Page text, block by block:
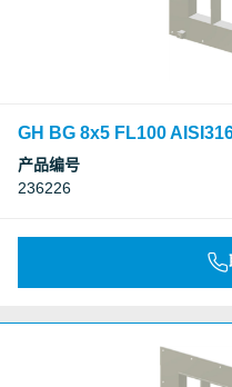
GH BG 8x5 FL100
产品编号
236226